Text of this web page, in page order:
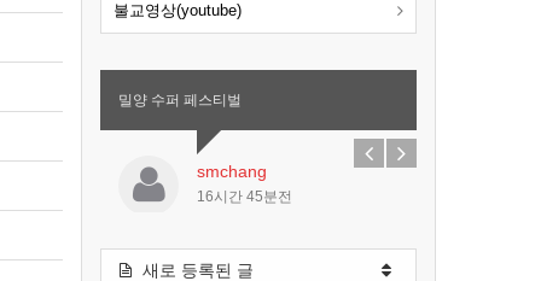
불교영상(youtube)
밀양 수퍼 페스티벌
smchang
16시간 45분전
새로 등록된 글